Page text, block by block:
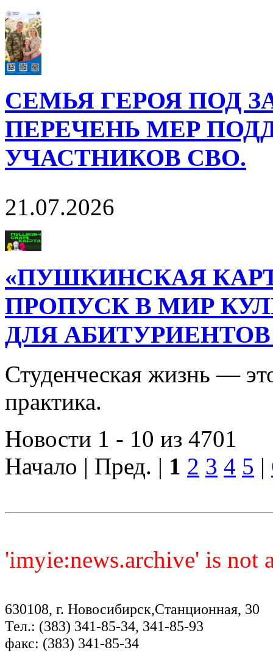
СЕМЬЯ ГЕРОЯ ПОД
ПЕРЕЧЕНЬ МЕР
УЧАСТНИКОВ СВО.
21.07.2026
«ПУШКИНСКАЯ
ПРОПУСК В МИР
ДЛЯ
Студенческая жизнь —
практика.
Новости 1 - 10 из 4701
Начало | Пред. | 1 2 3 4 5 |
'imyie:news.archive' is not
630108, г. Новосибирск,Станционная, 30
Тел.: (383) 341-85-34, 341-85-93
факс: (383) 341-85-34